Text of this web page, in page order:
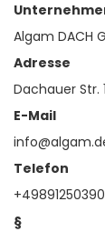
Algam DACH
Adresse
Dachauer Str.
E-Mail
Telefon
§